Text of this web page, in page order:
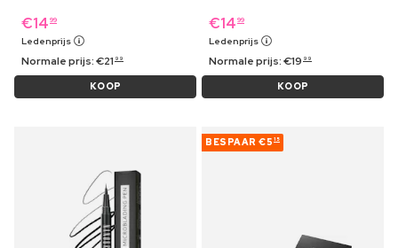
€14 99
Ledenprijs
Normale prijs:€21 99
KOOP
€14 99
Ledenprijs
Normale prijs:€19 99
KOOP
BESPAAR €5 15